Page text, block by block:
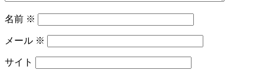
名前 ※
メール ※
サイト